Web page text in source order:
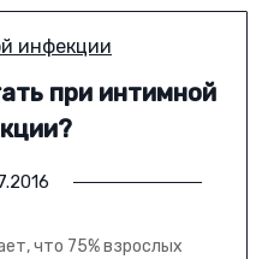
при интимной
что 75% взрослых